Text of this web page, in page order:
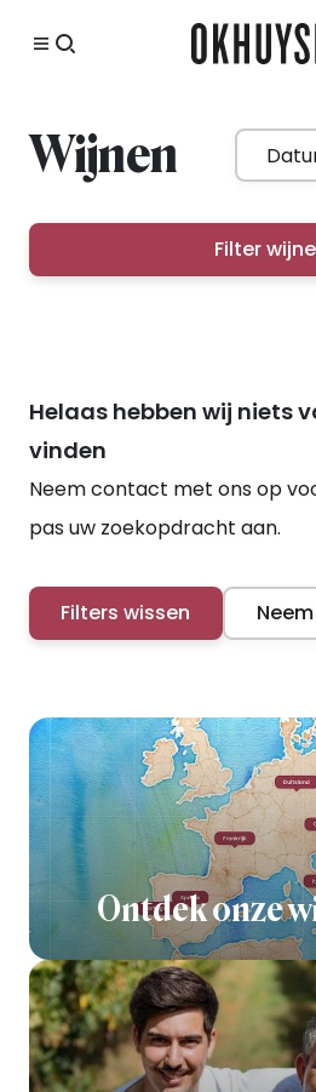
Wijnen
Filter
Helaas hebben wij niets
vinden
Neem contact met ons op
pas uw zoekopdracht aan.
Filters wissen
Ontdek onze